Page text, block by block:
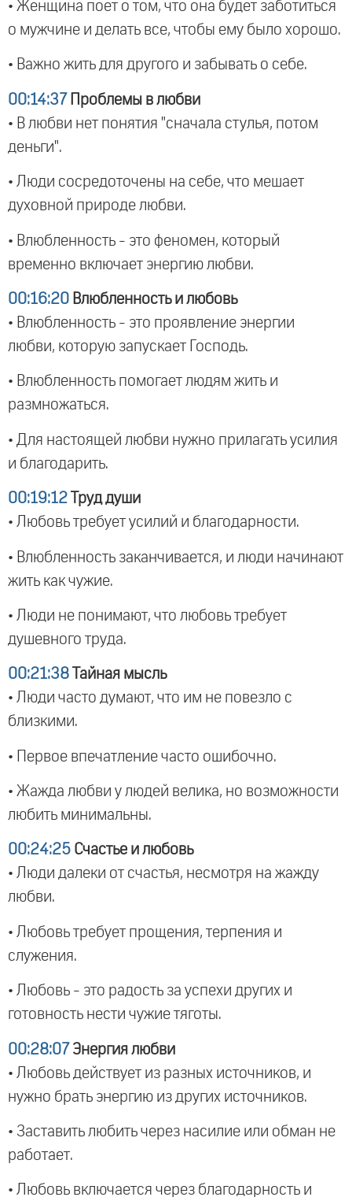
• Женщина поет о том, что она будет заботиться
о мужчине и делать все, чтобы ему было хорошо.
• Важно жить для другого и забывать о себе.
00:14:37 Проблемы в любви
• В любви нет понятия "сначала стулья, потом
деньги".
• Люди сосредоточены на себе, что мешает
духовной природе любви.
• Влюбленность - это феномен, который
временно включает энергию любви.
00:16:20 Влюбленность и любовь
• Влюбленность - это проявление энергии
любви, которую запускает Господь.
• Влюбленность помогает людям жить и
размножаться.
• Для настоящей любви нужно прилагать усилия
и благодарить.
00:19:12 Труд души
• Любовь требует усилий и благодарности.
• Влюбленность заканчивается, и люди начинают
жить как чужие.
• Люди не понимают, что любовь требует
душевного труда.
00:21:38 Тайная мысль
• Люди часто думают, что им не повезло с
близкими.
• Первое впечатление часто ошибочно.
• Жажда любви у людей велика, но возможности
любить минимальны.
00:24:25 Счастье и любовь
• Люди далеки от счастья, несмотря на жажду
любви.
• Любовь требует прощения, терпения и
служения.
• Любовь - это радость за успехи других и
готовность нести чужие тяготы.
00:28:07 Энергия любви
• Любовь действует из разных источников, и
нужно брать энергию из других источников.
• Заставить любить через насилие или обман не
работает.
• Любовь включается через благодарность и